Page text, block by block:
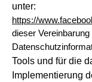
unter:
https://
dieser
Tools und für die
Implementierung